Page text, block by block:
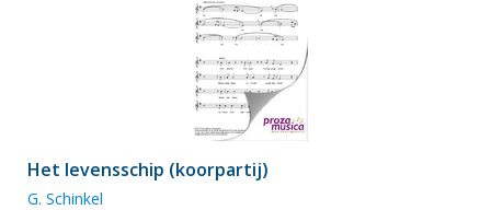
Het levensschip (koorpartij)
G. Schinkel